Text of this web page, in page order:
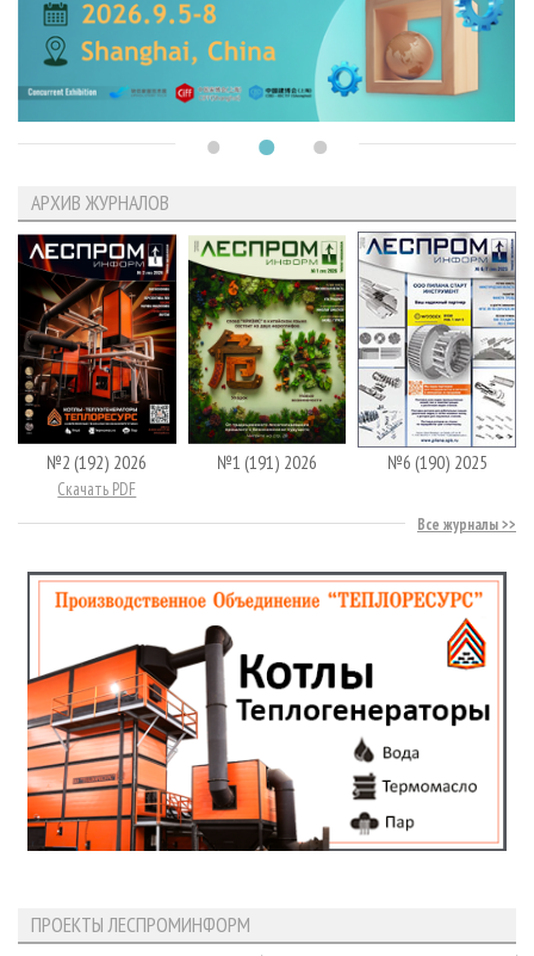
АРХИВ ЖУРНАЛОВ
№2 (192) 2026
Скачать PDF
№1 (191) 2026 №6 (190) 2025
Все журналы
ПРОЕКТЫ ЛЕСПРОМИНФОРМ